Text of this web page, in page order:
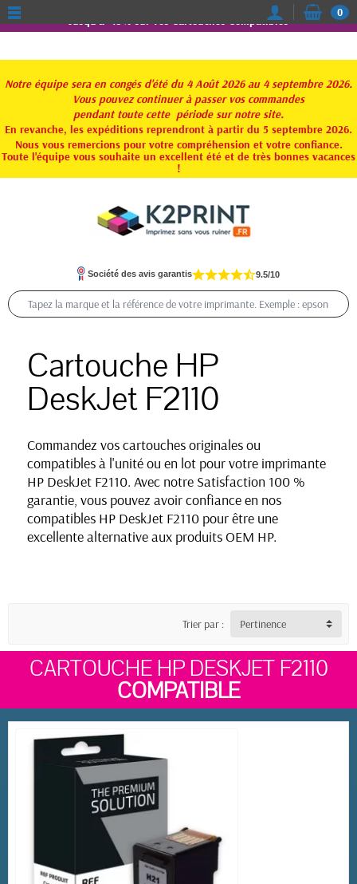
Jusqu'à -15% sur vos Cartouches Compatibles
Notre équipe sera en congés d'été du 4 Août 2026 au 4 septembre 2026.
Vous pouvez continuer à passer vos commandes
pendant toute cette période sur notre site.
En revanche, les expéditions reprendront à partir du 5 septembre 2026.
Nous vous remercions pour votre compréhension et votre confiance.
Toute l'équipe vous souhaite un excellent été et de très bonnes vacances
!
0
Société des avis garantis 9.5/10
Cartouche HP
DeskJet F2110
Commandez vos cartouches originales ou
compatibles à l'unité ou en lot pour votre imprimante
HP DeskJet F2110. Avec notre Satisfaction 100 %
garantie, vous pouvez avoir confiance en nos
compatibles HP DeskJet F2110 pour être une
excellente alternative aux produits OEM HP.
Trier par : Pertinence
CARTOUCHE HP DESKJET F2110
COMPATIBLE